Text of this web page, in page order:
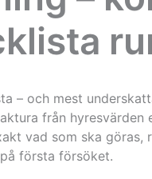
– och mest
från hyresvärden
vad som ska
första försöket.